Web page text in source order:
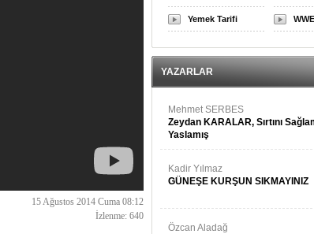
15 Ağustos 2014 Cuma 08:12
İzlenme: 640
Yemek Tarifi WWE
YAZARLAR
Mehmet SERBES
Zeydan KARALAR, Sırtını
Yaslamış
Kadir Yılmaz
GÜNEŞE KURŞUN SIKMAYINIZ
Özcan Aladağ